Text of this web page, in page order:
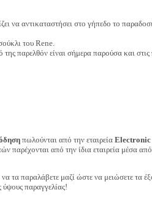
να αντικαταστήσει στο γήπεδο το
του Rene.
παρελθόν είναι σήμερα παρούσα και στις
πωλούνται από την εταιρεία Electronic
παρέχονται από την ίδια εταιρεία μέσα
τα παραλάβετε μαζί ώστε να μειώσετε τα
παραγγελίας!